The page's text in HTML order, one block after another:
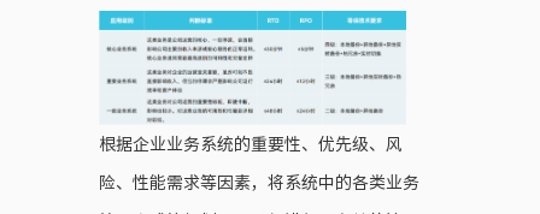
根据企业业务系统的重要性、优先级、风
险、性能需求等因素，将系统中的各类业务